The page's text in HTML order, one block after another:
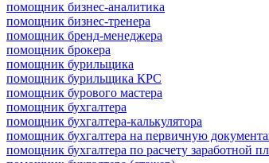
помощник бизнес-аналитика
помощник бизнес-тренера
помощник бренд-менеджера
помощник брокера
помощник бурильщика
помощник бурильщика КРС
помощник бурового мастера
помощник бухгалтера
помощник бухгалтера-калькулятора
помощник бухгалтера на первичную
помощник бухгалтера по расчету заработной